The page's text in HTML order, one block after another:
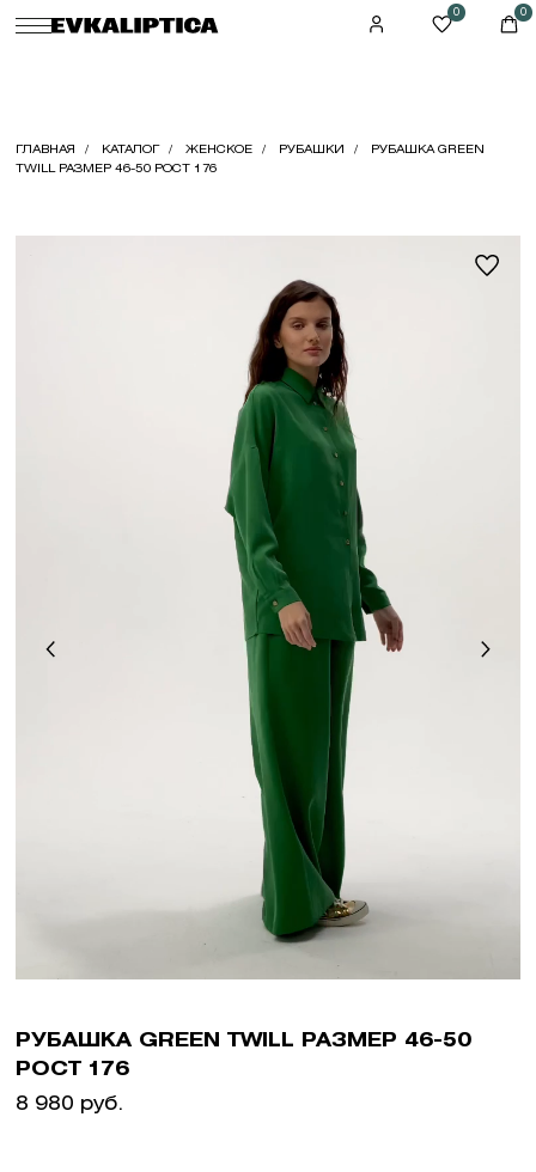
0 0
ГЛАВНАЯ КАТАЛОГ ЖЕНСКОЕ РУБАШКИ
РУБАШКА GREEN
TWILL РАЗМЕР 46-50 РОСТ 176
РУБАШКА GREEN TWILL РАЗМЕР 46-50
РОСТ 176
8 980 руб.